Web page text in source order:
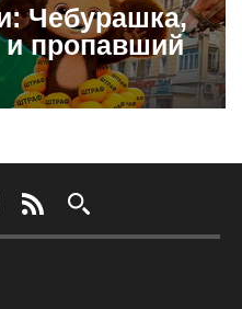
Чебурашка,
пропавший